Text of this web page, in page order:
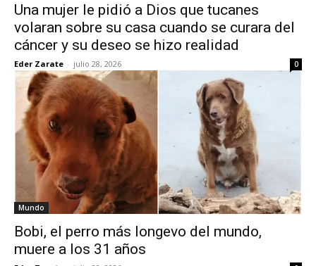
Una mujer le pidió a Dios que tucanes
volaran sobre su casa cuando se curara del
cáncer y su deseo se hizo realidad
Eder Zarate - julio 28, 2026 0
Mundo
Bobi, el perro más longevo del mundo,
muere a los 31 años